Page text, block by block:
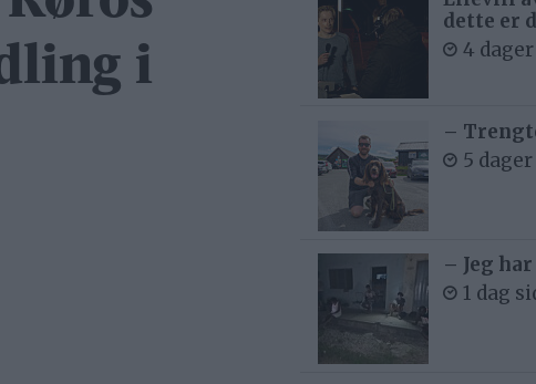
i
dette er
4
–
5
– Jeg
1 dag